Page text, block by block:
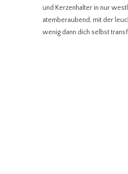
und Kerzenhalter in nur
atemberaubend, mit der
wenig dann dich selbst